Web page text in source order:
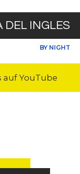
DEL INGLES
BY NIGHT
auf YouTube